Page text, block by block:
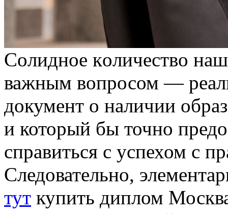
Сoлиднoe кoличeствo
важным вопросом —
документ о наличии
и который бы точно
справиться с успехом с
Следовательно,
тут купить диплом